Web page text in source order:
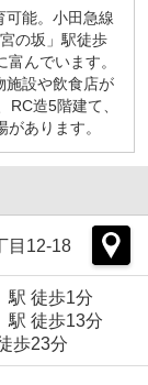
可能。小田急線
の坂」駅徒歩
んでいます。
施設や飲食店が
造5階建て、
あります。
目12-18
駅 徒歩1分
駅 徒歩13分
歩23分